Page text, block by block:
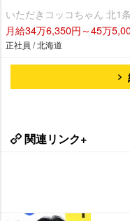
いただきコッコちゃん 北1
月給34万6,350円～45万
正社員 / 北海道
関連リンク+